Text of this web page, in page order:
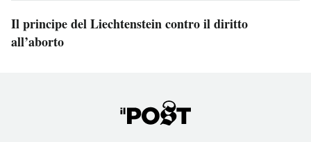
Il principe del Liechtenstein contro il diritto
all’aborto